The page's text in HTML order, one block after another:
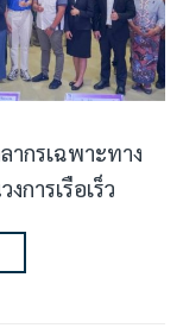
ากรเฉพาะทาง
การเรือเร็ว